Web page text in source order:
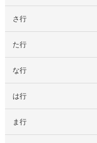
さ行
た行
な行
は行
ま行